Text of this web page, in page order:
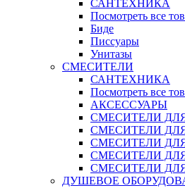
САНТЕХНИКА
Посмотреть все
Биде
Писсуары
Унитазы
СМЕСИТЕЛИ
САНТЕХНИКА
Посмотреть все
АКСЕССУАРЫ
СМЕСИТЕЛИ
СМЕСИТЕЛИ
СМЕСИТЕЛИ
СМЕСИТЕЛИ
СМЕСИТЕЛИ
ДУШЕВОЕ